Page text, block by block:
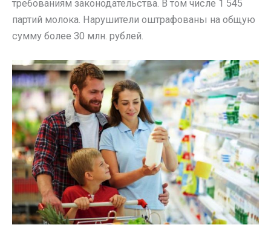
требованиям законодательства. В том числе 1 545
партий молока. Нарушители оштрафованы на общую
сумму более 30 млн. рублей.